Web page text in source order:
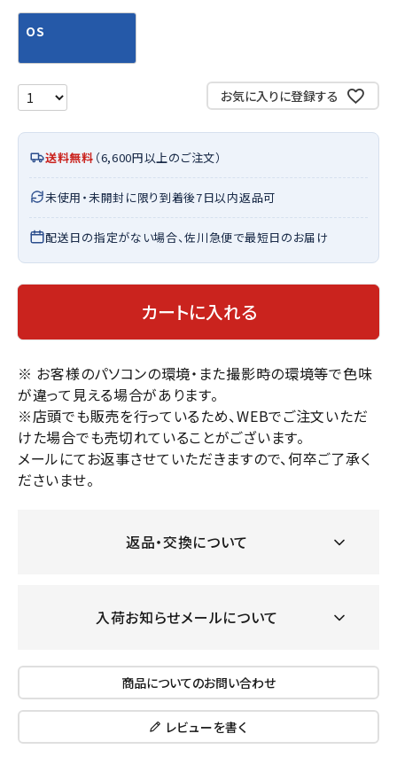
OS
お気に入りに登録する
送料無料 （6,600円以上のご注文）
未使用・未開封に限り到着後7日以内返品可
配送日の指定がない場合、佐川急便で最短日のお届け
カートに入れる
※ お客様のパソコンの環境・また撮影時の環境等で色味
が違って見える場合があります。
※店頭でも販売を行っているため、WEBでご注文いただ
けた場合でも売切れていることがございます。
メールにてお返事させていただきますので、何卒ご了承く
ださいませ。
返品・交換について
入荷お知らせメールについて
商品についてのお問い合わせ
レビューを書く